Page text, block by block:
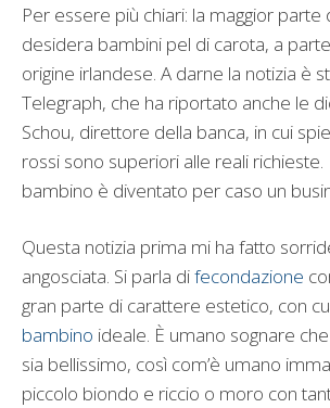
Per essere più chiari: la maggior parte
desidera bambini pel di carota, a
origine irlandese. A darne la notizia è
Telegraph, che ha riportato anche le
Schou, direttore della banca, in cui
rossi sono superiori alle reali
bambino è diventato per caso un
Questa notizia prima mi ha fatto
angosciata. Si parla difecondazione
gran parte di carattere estetico, con
bambino ideale. È umano sognare
sia bellissimo, così com’è umano
piccolo biondo e riccio o moro con